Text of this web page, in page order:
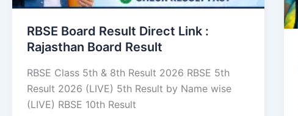
RBSE Board Result Direct Link : ​
Rajasthan Board Result
RBSE Class 5th & 8th Result 2026 RBSE 5th
Result 2026 (LIVE) 5th Result by Name wise
(LIVE) RBSE 10th Result